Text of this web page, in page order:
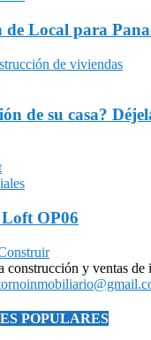
de Local para
de su casa?
OP06
construcción y ventas de
POPULARES